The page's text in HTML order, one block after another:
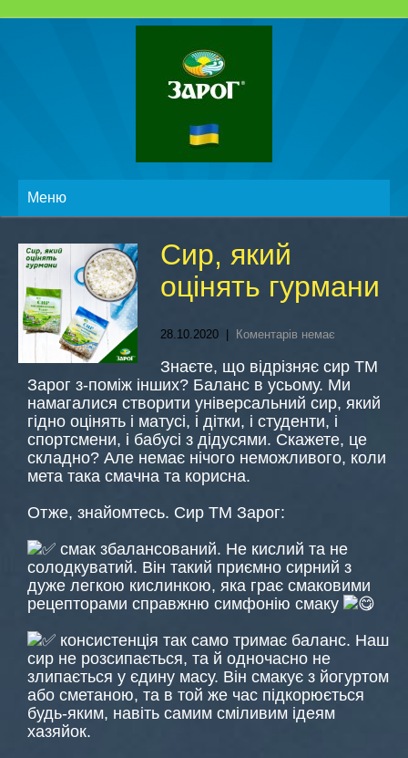
Меню
Сир, який
оцінять гурмани
28.10.2020 Коментарів немає
Знаєте, що відрізняє сир ТМ
Зарог з-поміж інших? Баланс в усьому. Ми
намагалися створити універсальний сир, який
гідно оцінять і матусі, і дітки, і студенти, і
спортсмени, і бабусі з дідусями. Скажете, це
складно? Але немає нічого неможливого, коли
мета така смачна та корисна.
Отже, знайомтесь. Сир ТМ Зарог:
смак збалансований. Не кислий та не
солодкуватий. Він такий приємно сирний з
дуже легкою кислинкою, яка грає смаковими
рецепторами справжню симфонію смаку
консистенція так само тримає баланс. Наш
сир не розсипається, та й одночасно не
злипається у єдину масу. Він смакує з йогуртом
або сметаною, та в той же час підкорюється
будь-яким, навіть самим сміливим ідеям
хазяйок.